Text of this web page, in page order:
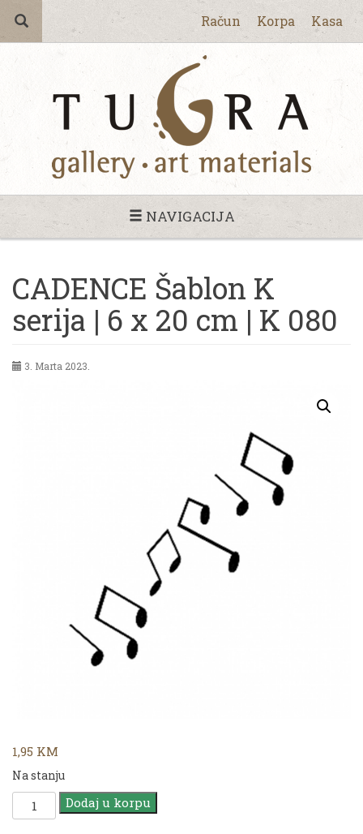
Račun Korpa Kasa
NAVIGACIJA
CADENCE Šablon K
serija | 6 x 20 cm | K 080
3. Marta 2023.
1,95 KM
Na stanju
CADENCE
Šablon
Dodaj u korpu